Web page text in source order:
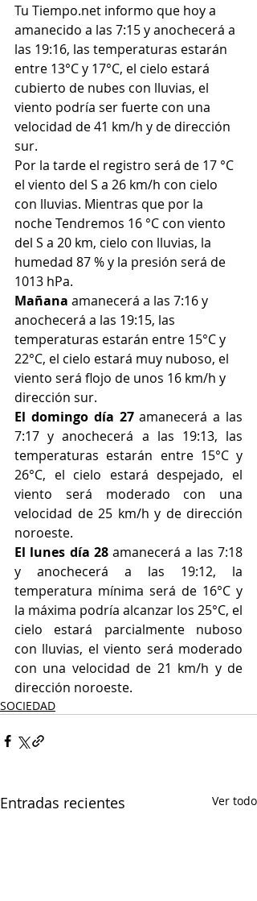
Tu Tiempo.net informo que hoy a
amanecido a las 7:15 y anochecerá a
las 19:16, las temperaturas estarán
entre 13°C y 17°C, el cielo estará
cubierto de nubes con lluvias, el
viento podría ser fuerte con una
velocidad de 41 km/h y de dirección
sur.
Por la tarde el registro será de 17 °C
el viento del S a 26 km/h con cielo
con lluvias. Mientras que por la
noche Tendremos 16 °C con viento
del S a 20 km, cielo con lluvias, la
humedad 87 % y la presión será de
1013 hPa.
Mañana amanecerá a las 7:16 y
anochecerá a las 19:15, las
temperaturas estarán entre 15°C y
22°C, el cielo estará muy nuboso, el
viento será flojo de unos 16 km/h y
dirección sur.
El domingo día 27 amanecerá a las
7:17 y anochecerá a las 19:13, las
temperaturas estarán entre 15°C y
26°C, el cielo estará despejado, el
viento será moderado con una
velocidad de 25 km/h y de dirección
noroeste.
El lunes día 28 amanecerá a las 7:18
y anochecerá a las 19:12, la
temperatura mínima será de 16°C y
la máxima podría alcanzar los 25°C, el
cielo estará parcialmente nuboso
con lluvias, el viento será moderado
con una velocidad de 21 km/h y de
dirección noroeste.
SOCIEDAD
Entradas recientes Ver todo